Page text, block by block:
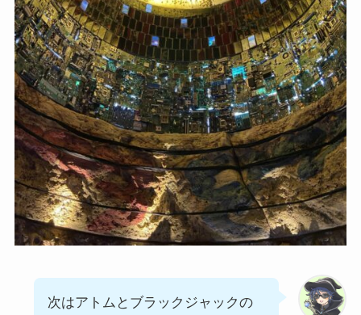
次はアトムとブラックジャックの